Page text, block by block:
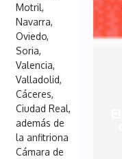
Motril,
Navarra,
Oviedo,
Soria,
Valencia,
Valladolid,
Cáceres,
Ciudad Real,
además de
la anfitriona
Cámara de